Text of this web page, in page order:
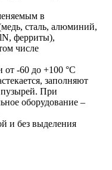
в
сталь, алюминий,
ферриты),
числе
-60 до +100 °C
заполняют
пузырей. При
оборудование –
и без выделения